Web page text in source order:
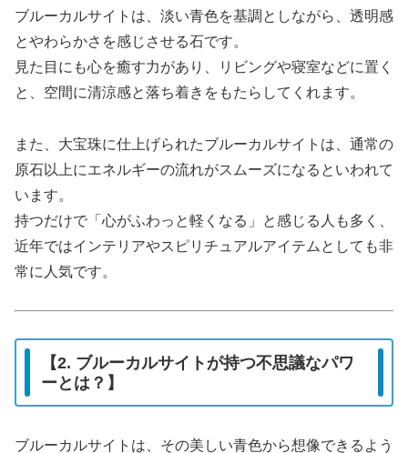
ブルーカルサイトは、淡い青色を基調としながら、透明感
とやわらかさを感じさせる石です。
見た目にも心を癒す力があり、リビングや寝室などに置く
と、空間に清涼感と落ち着きをもたらしてくれます。
また、大宝珠に仕上げられたブルーカルサイトは、通常の
原石以上にエネルギーの流れがスムーズになるといわれて
います。
持つだけで「心がふわっと軽くなる」と感じる人も多く、
近年ではインテリアやスピリチュアルアイテムとしても非
常に人気です。
【2. ブルーカルサイトが持つ不思議なパワ
ーとは？】
ブルーカルサイトは、その美しい青色から想像できるよう